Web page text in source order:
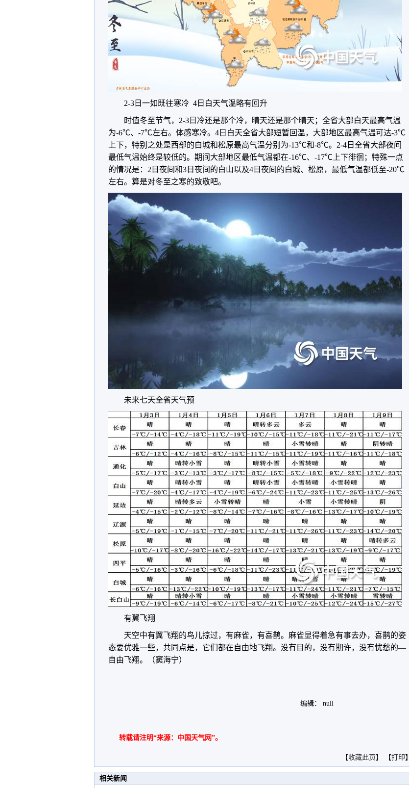
2-3日一如既往寒冷 4日白天气温略有回升
时值冬至节气，2-3日冷还是那个冷，晴天还是那个晴天；全省大部白天最高气温
为-6℃、-7℃左右。体感寒冷。4日白天全省大部短暂回温，大部地区最高气温可达-3℃
上下，特别之处是西部的白城和松原最高气温分别为-13℃和-8℃。2-4日全省大部夜间
最低气温始终是较低的。期间大部地区最低气温都在-16℃、-17℃上下徘徊；特殊一点
的情况是：2日夜间和3日夜间的白山以及4日夜间的白城、松原，最低气温都低至-20℃
左右。算是对冬至之寒的致敬吧。
未来七天全省天气预
有翼飞翔
天空中有翼飞翔的鸟儿掠过，有麻雀，有喜鹊。麻雀显得着急有事去办，喜鹊的姿
态要优雅一些，共同点是，它们都在自由地飞翔。没有目的，没有期许，没有忧愁的—
自由飞翔。（窦海宁）
编辑： null
转载请注明“来源：中国天气网”。
【收藏此页 】 【打印】
相关新闻